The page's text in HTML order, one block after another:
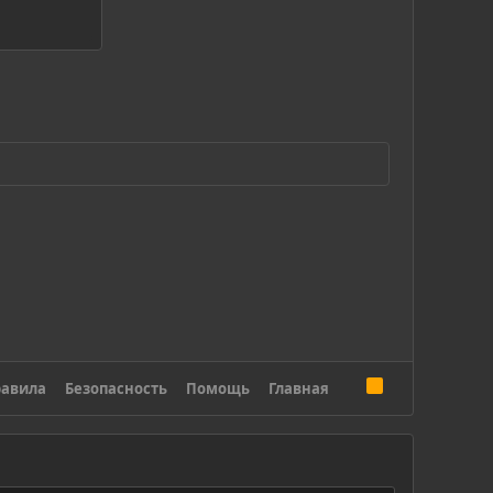
Безопасность Помощь Главная
S